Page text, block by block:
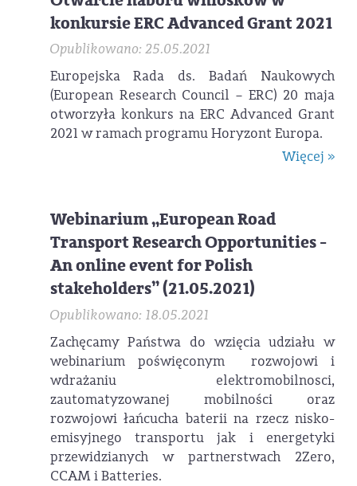
konkursie ERC Advanced Grant 2021
Opublikowano: 25.05.2021
Europejska Rada ds. Badań Naukowych
(European Research Council – ERC) 20 maja
otworzyła konkurs na ERC Advanced Grant
2021 w ramach programu Horyzont Europa.
Więcej »
Webinarium „European Road
Transport Research Opportunities -
An online event for Polish
stakeholders” (21.05.2021)
Opublikowano: 18.05.2021
Zachęcamy Państwa do wzięcia udziału w
webinarium poświęconym rozwojowi i
wdrażaniu elektromobilnosci,
zautomatyzowanej mobilności oraz
rozwojowi łańcucha baterii na rzecz nisko-
emisyjnego transportu jak i energetyki
przewidzianych w partnerstwach 2Zero,
CCAM i Batteries.